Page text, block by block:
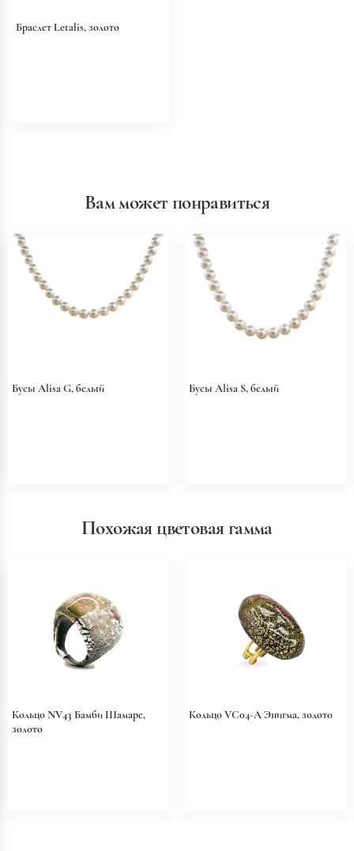
Браслет Letalis, золото
Вам может понравиться
Бусы Alisa G, белый Бусы Alisa S, белый
Похожая цветовая гамма
Кольцо NV43 Бамби Шамаре,
золото
Кольцо VC04-A Энигма, золото